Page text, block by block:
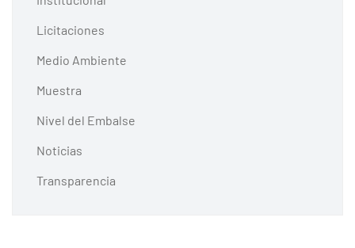
Licitaciones
Medio Ambiente
Muestra
Nivel del Embalse
Noticias
Transparencia